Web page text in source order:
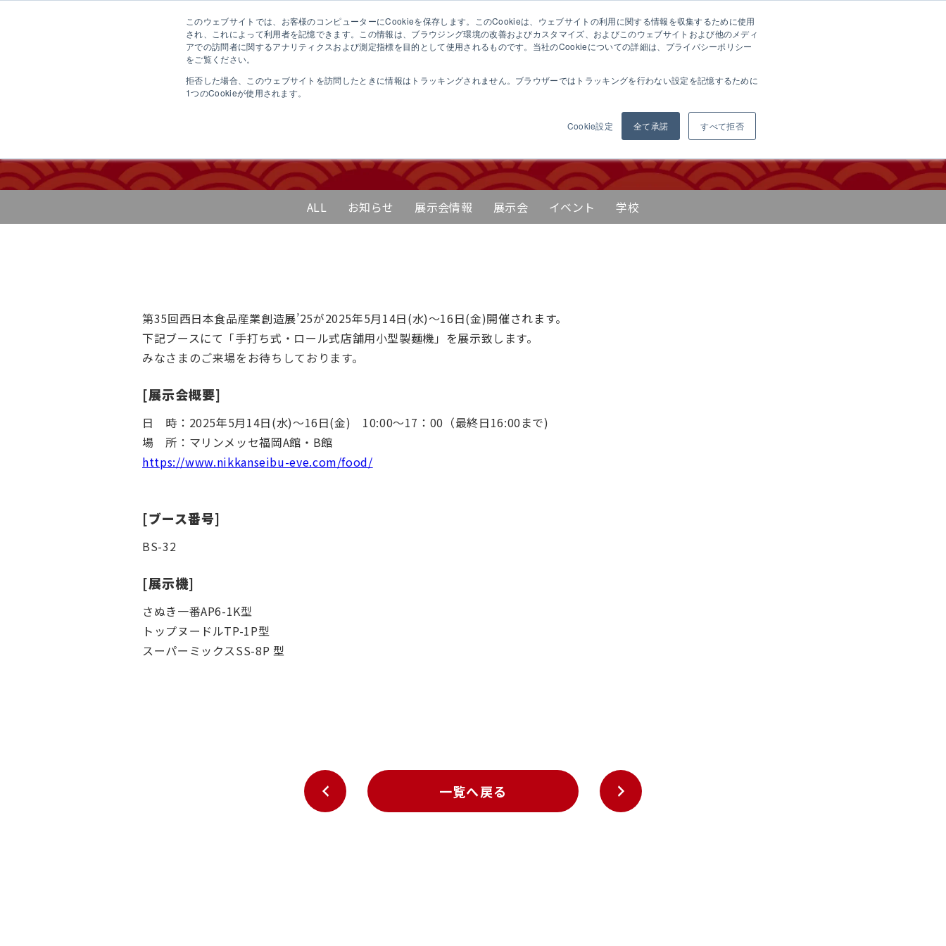
このウェブサイトでは、お客様のコンピューターにCookieを保存します。このCookieは、ウェブサイトの利用に関する情報を収集するために使用
され、これによって利用者を記憶できます。この情報は、ブラウジング環境の改善およびカスタマイズ、およびこのウェブサイトおよび他のメディ
アでの訪問者に関するアナリティクスおよび測定指標を目的として使用されるものです。当社のCookieについての詳細は、プライバシーポリシー
をご覧ください。
拒否した場合、このウェブサイトを訪問したときに情報はトラッキングされません。ブラウザーではトラッキングを行わない設定を記憶するために
1つのCookieが使用されます。
Cookie設定 全て承諾 すべて拒否
さぬき麺機について 製品紹介 麺の学校 試作希望の方へ 会社案内 採用情報
第35回西日本食品産業創造展’25
ALL お知らせ 展示会情報 展示会 イベント 学校
第35回西日本食品産業創造展’25が2025年5月14日(水)～16日(金)開催されます。
下記ブースにて「手打ち式・ロール式店舗用小型製麺機」を展示致します。
みなさまのご来場をお待ちしております。
[展示会概要]
日 時：2025年5月14日(水)～16日(金) 10:00～17：00（最終日16:00まで)
場 所：マリンメッセ福岡A館・B館
https://www.nikkanseibu-eve.com/food/
[ブース番号]
BS-32
[展示機]
さぬき一番AP6-1K型
トップヌードルTP-1P型
スーパーミックスSS-8P 型
一覧へ戻る